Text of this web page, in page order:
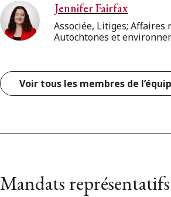
Jennifer Fairfax
Associée, Litiges; Affaires
Autochtones et
Voir tous les membres de
Mandats représentatifs